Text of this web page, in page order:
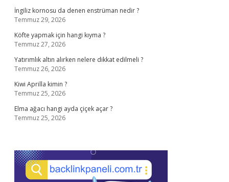
İngiliz kornosu da denen enstrüman nedir ?
Temmuz 29, 2026
Köfte yapmak için hangi kıyma ?
Temmuz 27, 2026
Yatırımlık altın alırken nelere dikkat edilmeli ?
Temmuz 26, 2026
Kiwi Aprilla kimin ?
Temmuz 25, 2026
Elma ağacı hangi ayda çiçek açar ?
Temmuz 25, 2026